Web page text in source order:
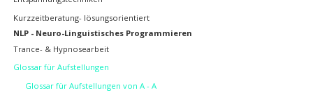
Kurzzeitberatung- lösungsorientiert
NLP - Neuro-Linguistisches Programmieren
Trance- & Hypnosearbeit
Glossar für Aufstellungen
Glossar für Aufstellungen von A - A